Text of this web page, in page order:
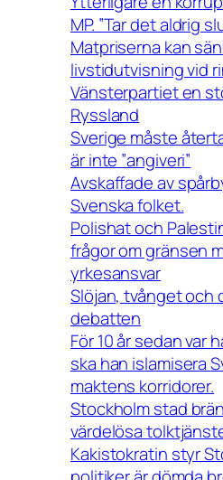
MP. ”Tar det aldrig
Matpriserna kan
livstidutvisning vid
Vänsterpartiet en
Ryssland
Sverige måste
är inte ”angiveri”
Avskaffade av
Svenska folket.
Polishat och
frågor om gränsen
yrkesansvar
Slöjan, tvånget och
debatten
För 10 år sedan var
ska han islamisera
maktens korridorer.
Stockholm stad
värdelösa
Kakistokratin styr